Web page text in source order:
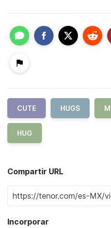
CUTE HUGS
HUG
Compartir URL
Incorporar